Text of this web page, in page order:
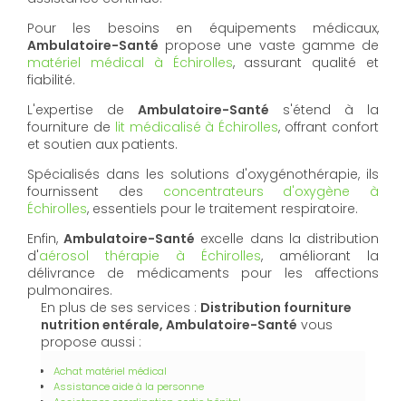
Pour les besoins en équipements médicaux,
Ambulatoire-Santé propose une vaste gamme de
matériel médical à Échirolles, assurant qualité et
fiabilité.
L'expertise de Ambulatoire-Santé s'étend à la
fourniture de lit médicalisé à Échirolles, offrant confort
et soutien aux patients.
Spécialisés dans les solutions d'oxygénothérapie, ils
fournissent des concentrateurs d'oxygène à
Échirolles, essentiels pour le traitement respiratoire.
Enfin,Ambulatoire-Santé excelle dans la distribution
d'aérosol thérapie à Échirolles, améliorant la
délivrance de médicaments pour les affections
pulmonaires.
En plus de ses services : Distribution fourniture
nutrition entérale, Ambulatoire-Santé vous
propose aussi :
Achat matériel médical
Assistance aide à la personne